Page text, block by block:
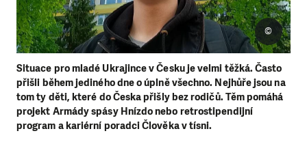
Situace pro mladé Ukrajince v Česku je velmi těžká. Často
přišli během jediného dne o úplně všechno. Nejhůře jsou na
tom ty děti, které do Česka přišly bez rodičů. Těm pomáhá
projekt Armády spásy Hnízdo nebo retrostipendijní
program a kariérní poradci Člověka v tísni.
©